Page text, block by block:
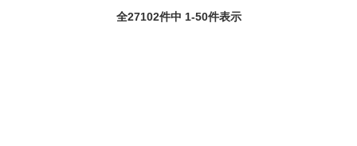
全27102件中 1-50件表示